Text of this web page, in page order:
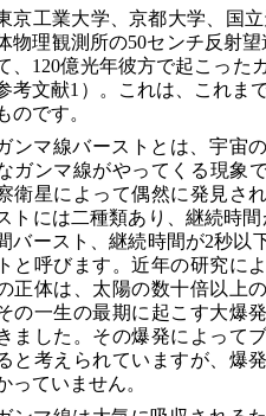
京工業大学、京都大学、国
物理観測所の50センチ反射
、120億光年彼方で起こった
参考文献1）。これは、これ
のです。
ンマ線バーストとは、宇宙
ガンマ線がやってくる現象
衛星によって偶然に発見さ
トには二種類あり、継続時
バースト、継続時間が2秒以
と呼びます。近年の研究に
正体は、太陽の数十倍以上
の一生の最期に起こす大爆
ました。その爆発によって
と考えられていますが、爆
っていません。